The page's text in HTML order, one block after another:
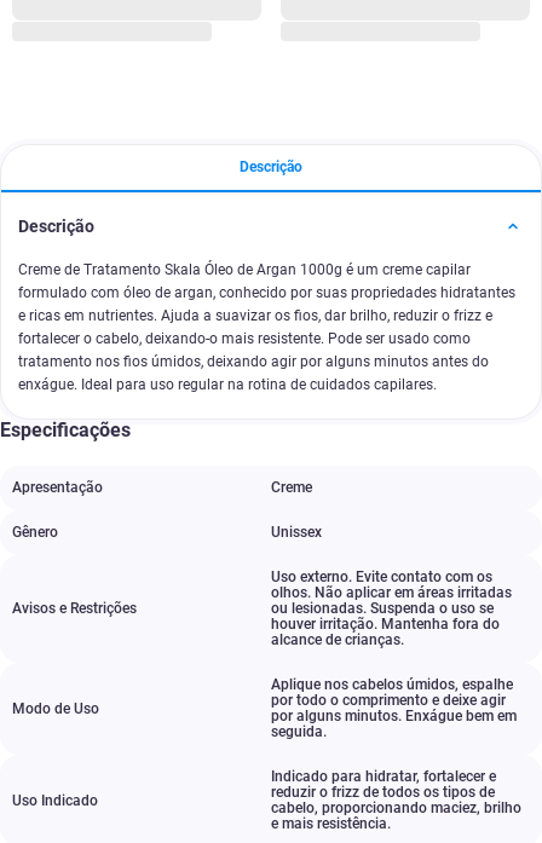
Descrição
Descrição
Creme de Tratamento Skala Óleo de Argan 1000g é um creme capilar
formulado com óleo de argan, conhecido por suas propriedades hidratantes
e ricas em nutrientes. Ajuda a suavizar os fios, dar brilho, reduzir o frizz e
fortalecer o cabelo, deixando-o mais resistente. Pode ser usado como
tratamento nos fios úmidos, deixando agir por alguns minutos antes do
enxágue. Ideal para uso regular na rotina de cuidados capilares.
Especificações
Apresentação Creme
Gênero Unissex
Avisos e Restrições
Uso externo. Evite contato com os
olhos. Não aplicar em áreas irritadas
ou lesionadas. Suspenda o uso se
houver irritação. Mantenha fora do
alcance de crianças.
Modo de Uso
Aplique nos cabelos úmidos, espalhe
por todo o comprimento e deixe agir
por alguns minutos. Enxágue bem em
seguida.
Uso Indicado
Indicado para hidratar, fortalecer e
reduzir o frizz de todos os tipos de
cabelo, proporcionando maciez, brilho
e mais resistência.